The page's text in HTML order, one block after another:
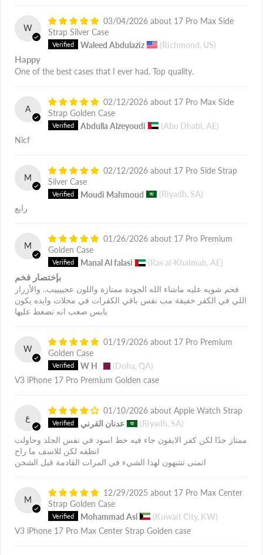
W
03/04/2026
17 Pro Max Side
Strap Silver Case
Waleed Abdulaziz
(Richmond, US)
Happy
One of the best cases that I ever had. Top quality.
A
02/12/2026
17 Pro Max Side
Strap Golden Case
Abdulla Alzeyoudi
(Abu Dhabi, AE)
Nicf
M
02/12/2026
17 Pro Side Strap
Silver Case
Moudi Mahmoud
(Riyadh, SA)
رايع
M
01/26/2026
17 Pro Premium
Golden Case
Manal Al falasi
(Ras al-Khaimah, AE)
بإختصار فخم
فخم شويه عليه ماشاء الله الجودة ممتازة واللون عجييييب.. والأزرار
اللي في الكفر خفيفة مب نفس باقي الكفرات في محلات وايده يكون
يابس صعب انه تضغط عليها
W
01/19/2026
17 Pro Premium
Golden Case
W H
(Doha, QA)
V3 iPhone 17 Pro Premium Golden case
ع
01/10/2026
Apple Watch Strap
عدنان القرني
(Riyadh, SA)
ممتاز جدًا لكن كفر الايفون جاء فيه خط اسود في نفس الجلد وحاولت
انظفه لكن للاسف ما راح
اتمنى تنتبهون لهذا الشيء في المرات القادمة قبل الشحن
M
12/29/2025
17 Pro Max Center
Strap Golden Case
Mohammad Asl
(Kuwait City, KW)
V3 iPhone 17 Pro Max Center Strap Golden case